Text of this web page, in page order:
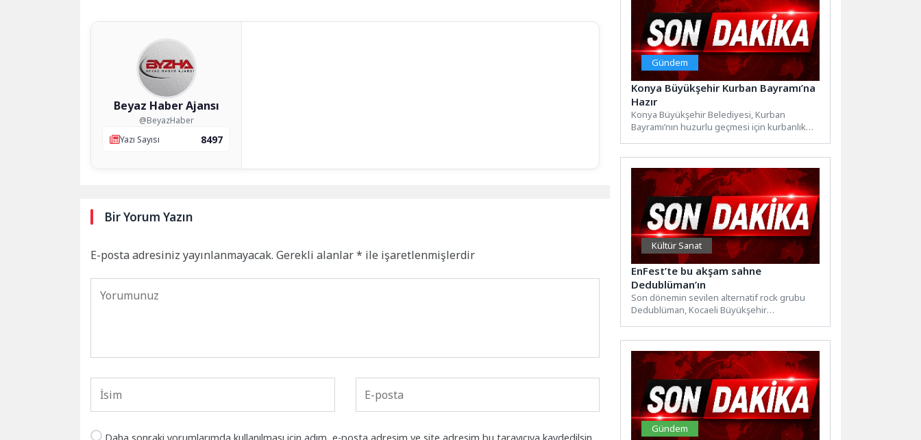
Beyaz Haber Ajansı
@BeyazHaber
Yazı Sayısı
8497
Bir Yorum Yazın
E-posta adresiniz yayınlanmayacak. Gerekli alanlar* ile işaretlenmişlerdir
Daha sonraki yorumlarımda kullanılması için adım, e-posta adresim ve site adresim bu tarayıcıya kaydedilsin.
Gündem
Konya Büyükşehir Kurban Bayramı’na
Hazır
Konya Büyükşehir Belediyesi, Kurban
Bayramı’nın huzurlu geçmesi için kurbanlık
Kültür Sanat
EnFest’te bu akşam sahne
Dedublüman’ın
Son dönemin sevilen alternatif rock grubu
Dedublüman, Kocaeli Büyükşehir
Gündem